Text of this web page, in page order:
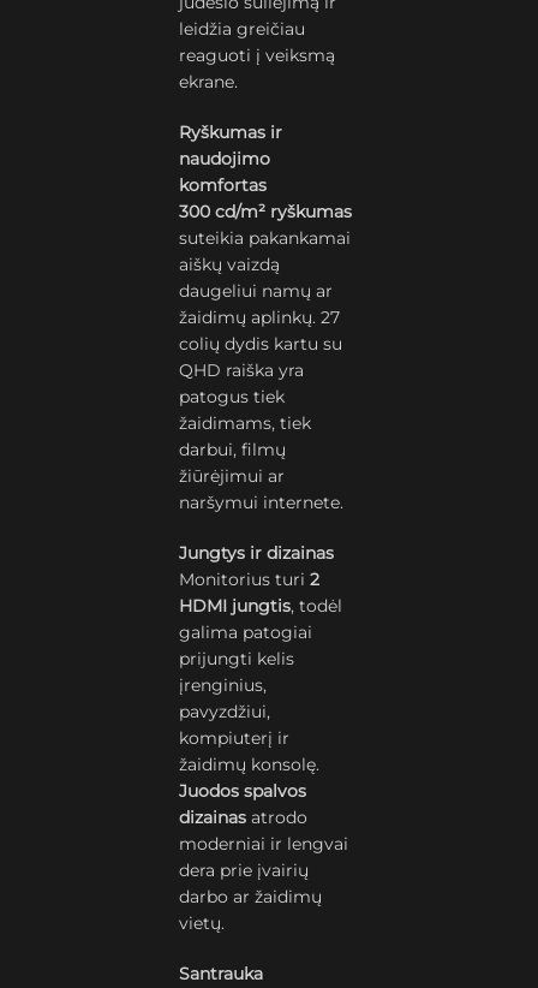
leidžia greičiau
reaguoti į veiksmą
ekrane.
Ryškumas ir
naudojimo
komfortas
300 cd/m² ryškumas
suteikia pakankamai
aiškų vaizdą
daugeliui namų ar
žaidimų aplinkų. 27
colių dydis kartu su
QHD raiška yra
patogus tiek
žaidimams, tiek
darbui, filmų
žiūrėjimui ar
naršymui internete.
Jungtys ir dizainas
Monitorius turi2
HDMI jungtis, todėl
galima patogiai
prijungti kelis
įrenginius,
pavyzdžiui,
kompiuterį ir
žaidimų konsolę.
Juodos spalvos
dizainas atrodo
moderniai ir lengvai
dera prie įvairių
darbo ar žaidimų
vietų.
Santrauka